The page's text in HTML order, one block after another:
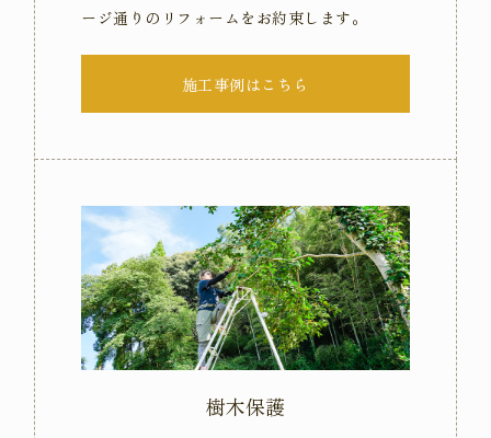
ージ通りのリフォームをお約束します｡
施工事例はこちら
樹木保護